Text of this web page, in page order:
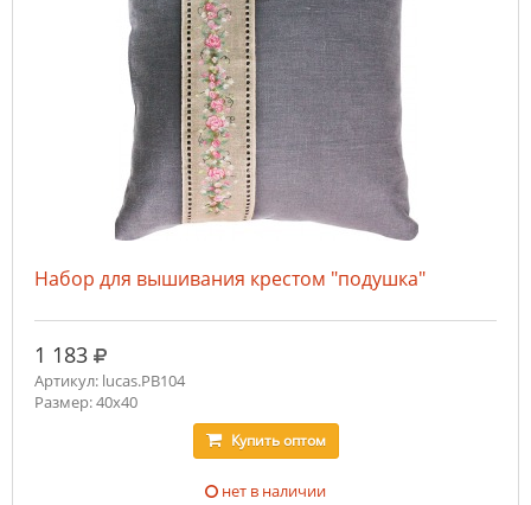
Набор для вышивания крестом "подушка"
1 183 руб.
Артикул: lucas.PB104
Размер: 40x40
Купитьоптом
нет в наличии